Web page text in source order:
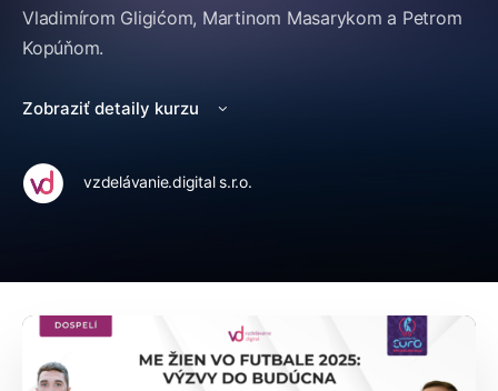
Vladimírom Gligićom, Martinom Masarykom a Petrom
Kopúňom.
Zobraziť detaily kurzu
vzdelávanie.digital s.r.o.